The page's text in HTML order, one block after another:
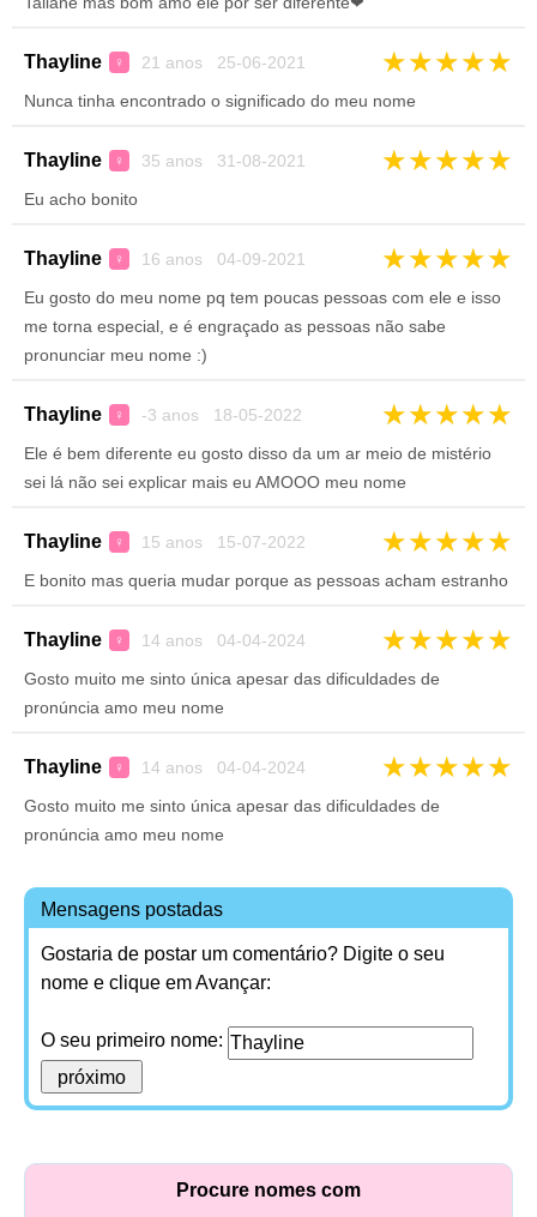
Thayline ♀ 21 anos 25-06-2021 ★★★★★
Nunca tinha encontrado o significado do meu nome
Thayline ♀ 35 anos 31-08-2021 ★★★★★
Eu acho bonito
Thayline ♀ 16 anos 04-09-2021 ★★★★★
Eu gosto do meu nome pq tem poucas pessoas com ele e isso
me torna especial, e é engraçado as pessoas não sabe
pronunciar meu nome :)
Thayline ♀ -3 anos 18-05-2022 ★★★★★
Ele é bem diferente eu gosto disso da um ar meio de mistério
sei lá não sei explicar mais eu AMOOO meu nome
Thayline ♀ 15 anos 15-07-2022 ★★★★★
E bonito mas queria mudar porque as pessoas acham estranho
Thayline ♀ 14 anos 04-04-2024 ★★★★★
Gosto muito me sinto única apesar das dificuldades de
pronúncia amo meu nome
Thayline ♀ 14 anos 04-04-2024 ★★★★★
Gosto muito me sinto única apesar das dificuldades de
pronúncia amo meu nome
Mensagens postadas
Gostaria de postar um comentário? Digite o seu
nome e clique em Avançar:
O seu primeiro nome:
Procure nomes com